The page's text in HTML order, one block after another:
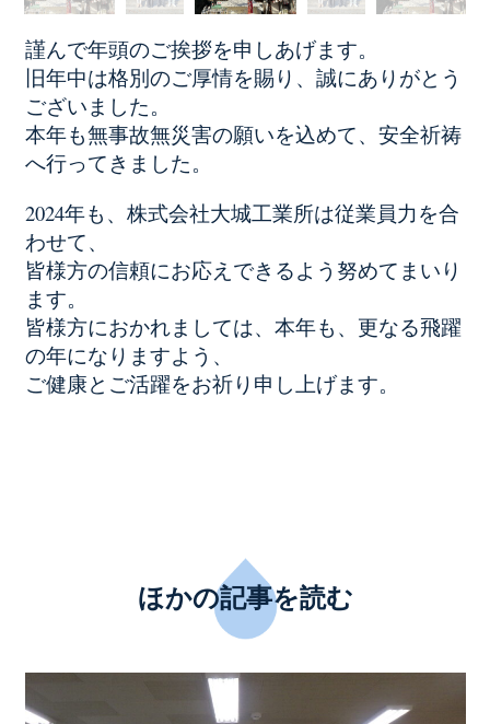
謹んで年頭のご挨拶を申しあげます。
旧年中は格別のご厚情を賜り、誠にありがとう
ございました。
本年も無事故無災害の願いを込めて、安全祈祷
へ行ってきました。
2024年も、株式会社大城工業所は従業員力を合
わせて、
皆様方の信頼にお応えできるよう努めてまいり
ます。
皆様方におかれましては、本年も、更なる飛躍
の年になりますよう、
ご健康とご活躍をお祈り申し上げます。
ほかの記事を読む